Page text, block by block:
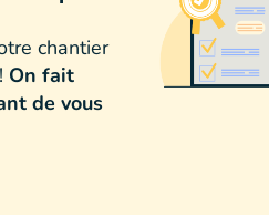
chantier
On fait
de vous